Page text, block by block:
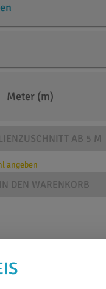
Meter (m)
AB 5 M
angeben
IN DEN WARENKORB
Hochglanz-Glitter-